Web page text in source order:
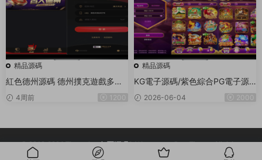
精品源碼
紅色德州源碼 德州撲克遊戲多語
言版/Unity+JAVA版APP雙端源
碼/中英繁三語言+帶控+帶彩池持
4周前 1200
精品源碼
KG電子源碼/紫色綜合PG電子源
碼/老虎機源碼/電玩城源碼/PG遊
戲系統源碼/棋牌捕魚無需接口無
2026-06-04 2000